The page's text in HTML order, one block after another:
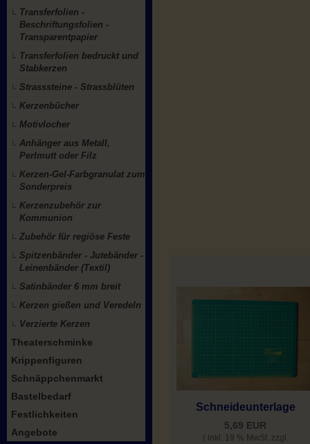
Transferfolien -
Beschriftungsfolien -
Transparentpapier
Transferfolien bedruckt und
Stabkerzen
Strasssteine - Strassblüten
Kerzenbücher
Motivlocher
Anhänger aus Metall,
Perlmutt oder Filz
Kerzen-Gel-Farbgranulat zum
Sonderpreis
Kerzenzubehör zur
Kommunion
Zubehör für regiöse Feste
Spitzenbänder - Jutebänder -
Leinenbänder (Textil)
Satinbänder 6 mm breit
Kerzen gießen und Veredeln
Verzierte Kerzen
Theaterschminke
Krippenfiguren
Schnäppchenmarkt
Bastelbedarf
Festlichkeiten
Angebote
Schneideunterlage
5,69 EUR
( inkl. 19 % MwSt. zzgl.